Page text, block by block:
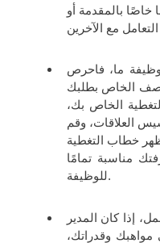
خاصًا بالمقدمة أو
ما، فاحرص
الخاص بطلبك
الخاص بك،
العلاقات، وقم
خطاب التغطية
مناسبة تمامًا
للوظيفة.
إذا كان المدير
وقدراتك،